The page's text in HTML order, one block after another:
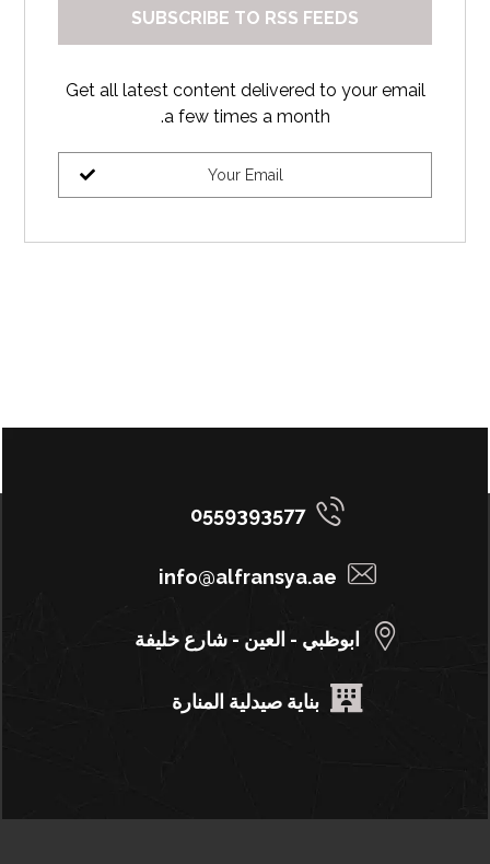
SUBSCRIBE TO RSS FEEDS
Get all latest content delivered to your email
a few times a month.
0559393577
info@alfransya.ae
ابوظبي - العين - شارع خليفة
بناية صيدلية المنارة